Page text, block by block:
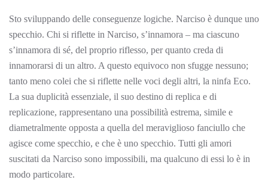
Sto sviluppando delle conseguenze logiche. Narciso è dunque uno
specchio. Chi si riflette in Narciso, s’innamora – ma ciascuno
s’innamora di sé, del proprio riflesso, per quanto creda di
innamorarsi di un altro. A questo equivoco non sfugge nessuno;
tanto meno colei che si riflette nelle voci degli altri, la ninfa Eco.
La sua duplicità essenziale, il suo destino di replica e di
replicazione, rappresentano una possibilità estrema, simile e
diametralmente opposta a quella del meraviglioso fanciullo che
agisce come specchio, e che è uno specchio. Tutti gli amori
suscitati da Narciso sono impossibili, ma qualcuno di essi lo è in
modo particolare.